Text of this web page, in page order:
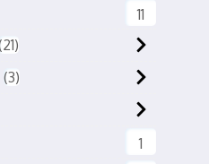
11
21
3
1